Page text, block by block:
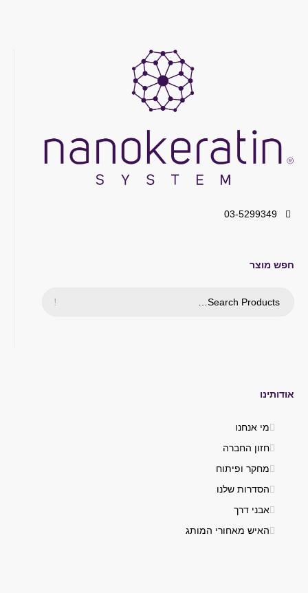
03-5299349
חפש מוצר
אודותינו
מי אנחנו
חזון החברה
מחקר ופיתוח
הסדרות שלנו
אבני דרך
האיש מאחורי המותג